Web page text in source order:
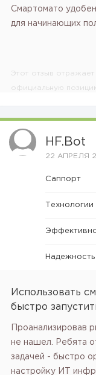
Смартомато
для начинающих
Этот отзыв
официальную
HF.bot
22 АПРЕЛЯ
Саппорт
Технологии
Надежность
Использовать
быстро
Проанализировав
не нашел. Ребята
задачей - быстро
настройку ИТ